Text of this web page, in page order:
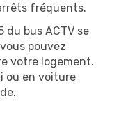
fréquents.
du bus ACTV se
pouvez
votre logement.
ou en voiture